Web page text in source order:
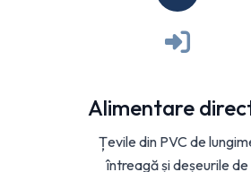
Alimentare
Țevile din PVC de
întreagă și deșeurile de